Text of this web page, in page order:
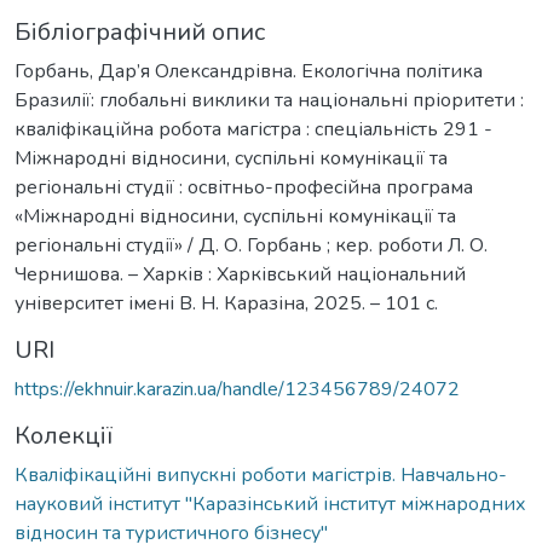
Бібліографічний опис
Горбань, Дар’я Олександрівна. Екологічна політика
Бразилії: глобальні виклики та національні пріоритети :
кваліфікаційна робота магістра : спеціальність 291 -
Міжнародні відносини, суспільні комунікації та
регіональні студії : освітньо-професійна програма
«Міжнародні відносини, суспільні комунікації та
регіональні студії» / Д. О. Горбань ; кер. роботи Л. О.
Чернишова. – Харків : Харківський національний
університет імені В. Н. Каразіна, 2025. – 101 с.
URI
https://ekhnuir.karazin.ua/handle/123456789/24072
Колекції
Кваліфікаційні випускні роботи магістрів. Навчально-
науковий інститут "Каразінський інститут міжнародних
відносин та туристичного бізнесу"